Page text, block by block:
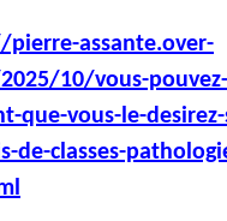
assante.over-
10/vous-
que-vous-le-
de-classes-